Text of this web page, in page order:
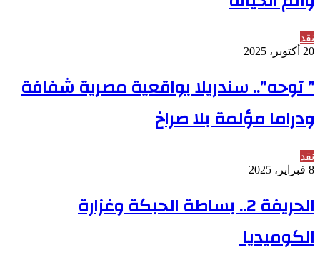
نقد
20 أكتوبر، 2025
” توحه”.. سندريلا بواقعية مصرية شفافة
ودراما مؤلمة بلا صراخ
نقد
8 فبراير، 2025
الحريفة 2.. بساطة الحبكة وغزارة
الكوميديا